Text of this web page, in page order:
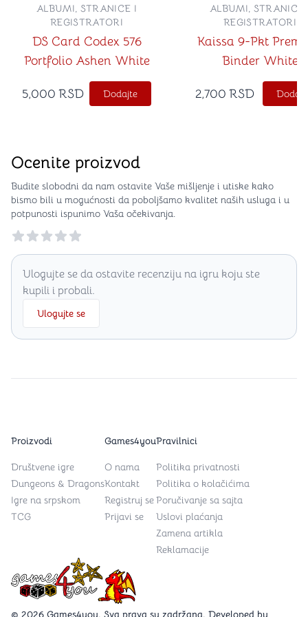
DS Card Codex 576
Portfolio Ashen White
ALBUMI, STRANICE I
REGISTRATORI
5,000 RSD Dodajte
Kaissa 9-Pkt
Binder White
ALBUMI, STRANICE
REGISTRATORI
2,700 RSD
Ocenite proizvod
Budite slobodni da nam ostavite Vaše mišljenje i utiske kako
bismo bili u mogućnosti da poboljšamo kvalitet naših usluga i u
potpunosti ispunimo Vaša očekivanja.
Reviews
Ulogujte se da ostavite recenziju na igru koju ste
kupili i probali.
Ulogujte se
Games4you logo
© 2026 Games4you. Sva prava su zadržana. Developed by
Proizvodi
Društvene igre
Dungeons & Dragons
Igre na srpskom
TCG
Games4you
O nama
Kontakt
Registruj se
Prijavi se
Pravilnici
Politika privatnosti
Politika o kolačićima
Poručivanje sa sajta
Uslovi plaćanja
Zamena artikla
Reklamacije